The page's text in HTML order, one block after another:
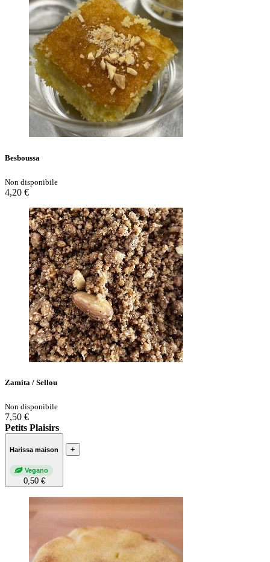
Besboussa
Non disponibile
4,20 €
Zamita / Sellou
Non disponibile
7,50 €
Petits Plaisirs
Harissa maison
Vegano
0,50 €
+